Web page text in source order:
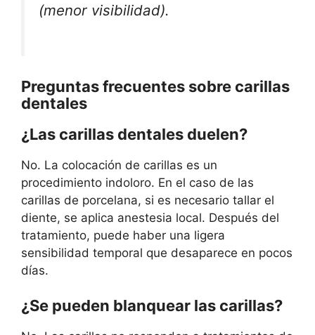
(menor visibilidad).
Preguntas frecuentes sobre carillas
dentales
¿Las carillas dentales duelen?
No. La colocación de carillas es un
procedimiento indoloro. En el caso de las
carillas de porcelana, si es necesario tallar el
diente, se aplica anestesia local. Después del
tratamiento, puede haber una ligera
sensibilidad temporal que desaparece en pocos
días.
¿Se pueden blanquear las carillas?